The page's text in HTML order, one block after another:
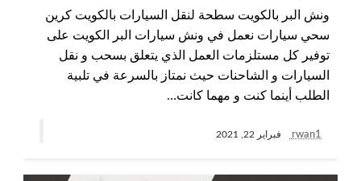
ونش البر بالكويت سطحة لنقل السيارات بالكويت كرين
سحي سيارات نعمل في ونش سيارات البر الكويت على
توفير كل مستلزمات العمل الذي يتعلق بسحب و نقل
السيارات و الشاحنات حيث نمتاز بالسرعة في تلبية
الطلب أينما كنت و مهما كانت…
rwan1 فبراير 22, 2021